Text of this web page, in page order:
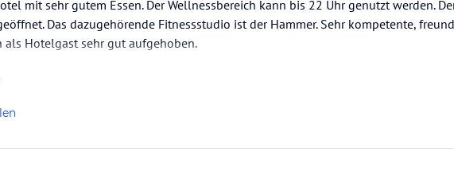
mit sehr gutem Essen. Der Wellnessbereich kann bis 22 Uhr genutzt werden.
Das dazugehörende Fitnessstudio ist der Hammer. Sehr kompetente,
als Hotelgast sehr gut aufgehoben.